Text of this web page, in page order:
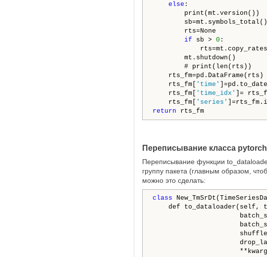
else :
print(mt.version())
sb=mt.symbols_total()
rts=None
if sb > 0 :
mt.shutdown()
# print(len(rts))
rts_fm=pd.DataFrame(rts)
rts_fm[
'time'
rts_fm[
'time_idx' ]=
rts_fm[
'series'
return rts_fm
Переписывание класса
Переписывание функции
группу пакета (главным образом,
можно это сделать:
class
def to_dataloader(self,
batch_sampler:
**kwargs) ->